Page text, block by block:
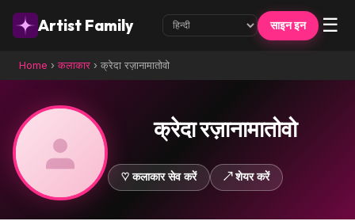
Artist Family साइन इन ☰
Home ›कलाकार › क्रेदा रज़ानामातोवो
क्रेदा रज़ानामातोवो
♡ कलाकार सेव करें ↗ शेयर करें